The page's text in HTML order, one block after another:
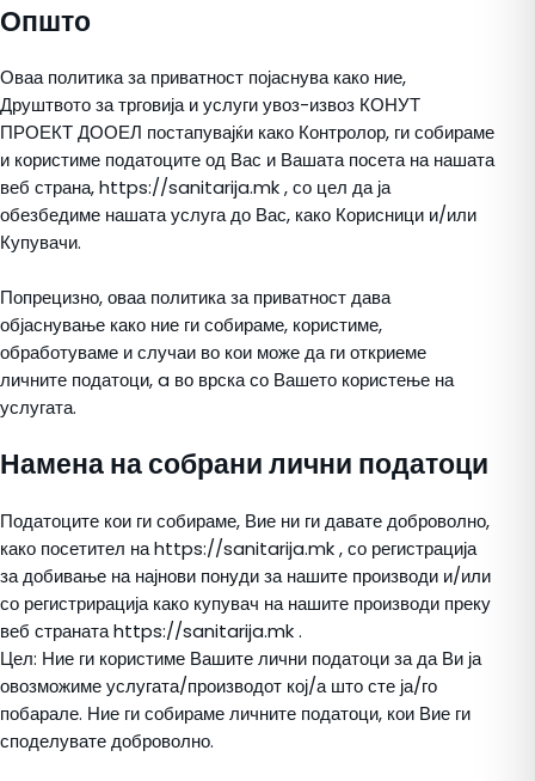
Општо
Оваа политика за приватност појаснува како ние,
Друштвото за трговија и услуги увоз-извоз КОНУТ
ПРОЕКТ ДООЕЛ постапувајќи како Контролор, ги собираме
и користиме податоците од Вас и Вашата посета на нашата
веб страна, https://sanitarija.mk , со цел да ја
обезбедиме нашата услуга до Вас, како Корисници и/или
Купувачи.
Попрецизно, оваа политика за приватност дава
објаснување како ние ги собираме, користиме,
обработуваме и случаи во кои може да ги откриеме
личните податоци, a во врска со Вашето користење на
услугата.
Намена на собрани лични податоци
Податоците кои ги собираме, Вие ни ги давате доброволно,
како посетител на https://sanitarija.mk , со регистрација
за добивање на најнови понуди за нашите производи и/или
со регистрирација како купувач на нашите производи преку
веб страната https://sanitarija.mk .
Цел: Ние ги користиме Вашите лични податоци за да Ви ја
овозможиме услугата/производот кој/а што сте ја/го
побарале. Ние ги собираме личните податоци, кои Вие ги
споделувате доброволно.